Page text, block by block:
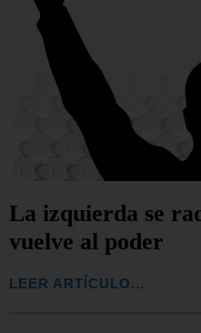
La izquierda se
vuelve al poder
LEER ARTÍCULO...